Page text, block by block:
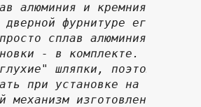
алюминия и кремния,
дверной фурнитуре его чаще
сплав алюминия).
- в комплекте. Имеют
шляпки, поэтому их
при установке на
механизм изготовлен из